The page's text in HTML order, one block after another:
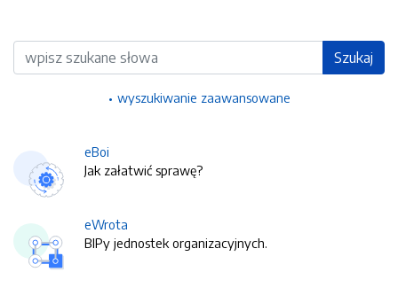
Wyszukiwarka Szukaj
wyszukiwanie zaawansowane
eBoi
Jak załatwić sprawę?
eWrota
BIPy jednostek organizacyjnych.